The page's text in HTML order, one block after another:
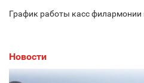
График работы касс филармонии
Новости